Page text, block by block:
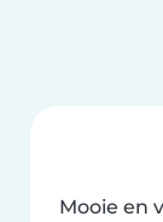
Mooie en